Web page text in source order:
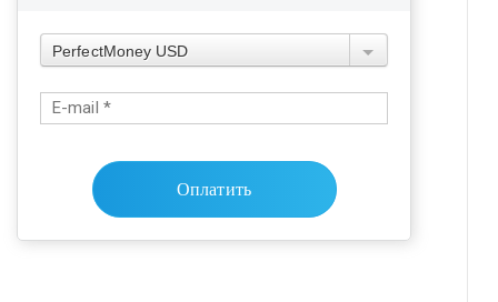
PerfectMoney USD